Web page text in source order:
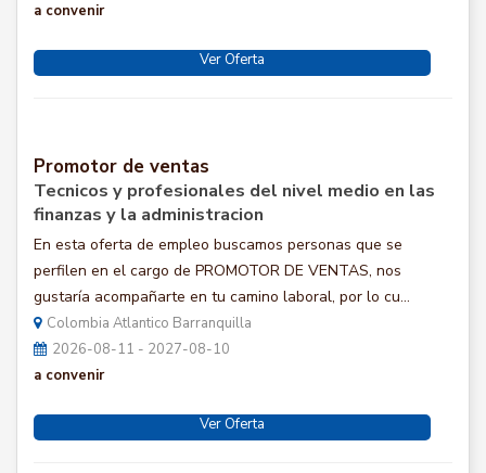
a convenir
Ver Oferta
Promotor de ventas
Tecnicos y profesionales del nivel medio en las
finanzas y la administracion
En esta oferta de empleo buscamos personas que se
perfilen en el cargo de PROMOTOR DE VENTAS, nos
gustaría acompañarte en tu camino laboral, por lo cu...
Colombia Atlantico Barranquilla
2026-08-11 - 2027-08-10
a convenir
Ver Oferta